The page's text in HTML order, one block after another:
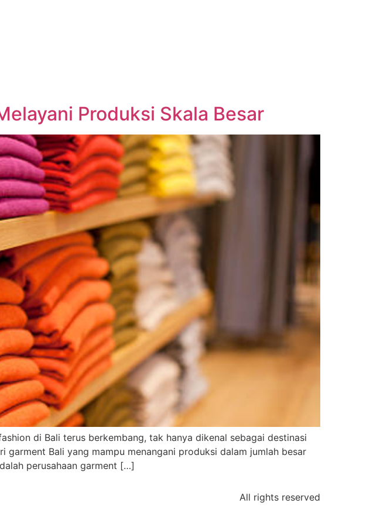
Produksi Skala Besar
di Bali terus berkembang, tak hanya dikenal sebagai destinasi
Bali yang mampu menangani produksi dalam jumlah besar
perusahaan garment […]
All rights reserved